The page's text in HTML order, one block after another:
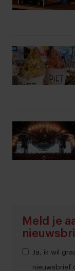
Meld je
Ja, ik wil
nieuwsbrief